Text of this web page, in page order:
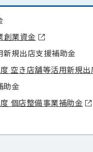
創業資金
規出店支援補助金
空き店舗等活用新規
助金
個店整備事業補助金